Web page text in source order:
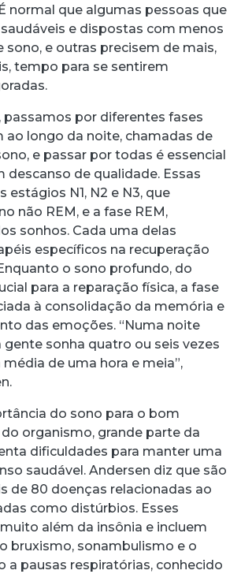
normal que algumas pessoas que
e dispostas com menos
sono, e outras precisem de mais,
tempo para se sentirem
passamos por diferentes fases
ao longo da noite, chamadas de
e passar por todas é essencial
descanso de qualidade. Essas
estágios N1, N2 e N3, que
não REM, e a fase REM,
sonhos. Cada uma delas
específicos na recuperação
o sono profundo, do
para a reparação física, a fase
à consolidação da memória e
das emoções. “Numa noite
gente sonha quatro ou seis vezes
de uma hora e meia”,
do sono para o bom
organismo, grande parte da
dificuldades para manter uma
saudável. Andersen diz que são
de 80 doenças relacionadas ao
como distúrbios. Esses
além da insônia e incluem
bruxismo, sonambulismo e o
a pausas respiratórias, conhecido